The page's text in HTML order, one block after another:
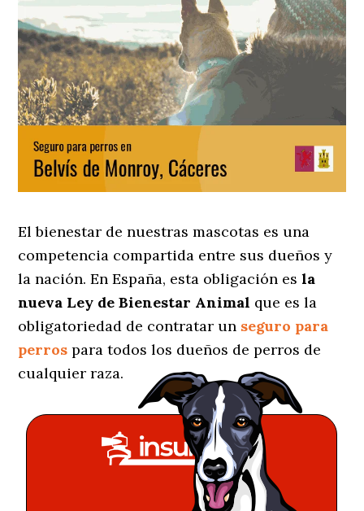
El bienestar de nuestras mascotas es una
competencia compartida entre sus dueños y
la nación. En España, esta obligación esla
nueva Ley de Bienestar Animal que es la
obligatoriedad de contratar un seguro para
perros para todos los dueños de perros de
cualquier raza.